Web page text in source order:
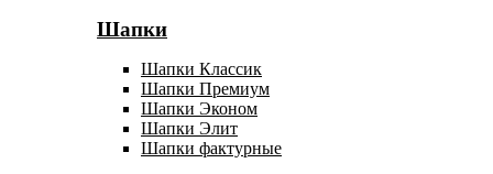
Шапки
Шапки Классик
Шапки Премиум
Шапки Эконом
Шапки Элит
Шапки фактурные